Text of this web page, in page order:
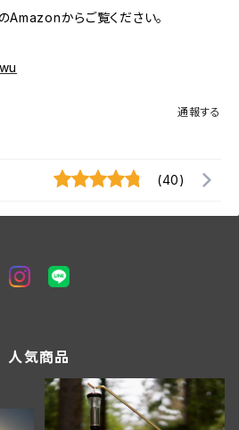
からご覧ください。
通報する
(40)
人気商品